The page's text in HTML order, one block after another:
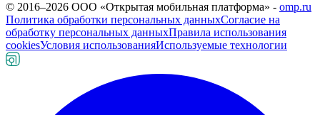
© 2016–2026 ООО «Открытая мобильная платформа» - omp.ru
Политика обработки персональных данныхСогласие на
обработку персональных данныхПравила использования
cookiesУсловия использованияИспользуемые технологии